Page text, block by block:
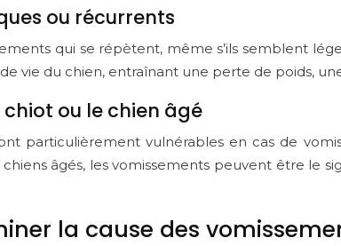
ou récurrents
qui se répètent, même s’ils semblent
vie du chien, entraînant une perte de poids,
ou le chien âgé
particulièrement vulnérables en cas de
âgés, les vomissements peuvent être le
la cause des